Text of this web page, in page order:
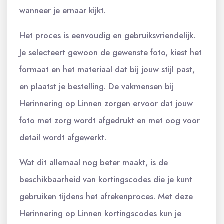
wanneer je ernaar kijkt.
Het proces is eenvoudig en gebruiksvriendelijk.
Je selecteert gewoon de gewenste foto, kiest het
formaat en het materiaal dat bij jouw stijl past,
en plaatst je bestelling. De vakmensen bij
Herinnering op Linnen zorgen ervoor dat jouw
foto met zorg wordt afgedrukt en met oog voor
detail wordt afgewerkt.
Wat dit allemaal nog beter maakt, is de
beschikbaarheid van kortingscodes die je kunt
gebruiken tijdens het afrekenproces. Met deze
Herinnering op Linnen kortingscodes kun je